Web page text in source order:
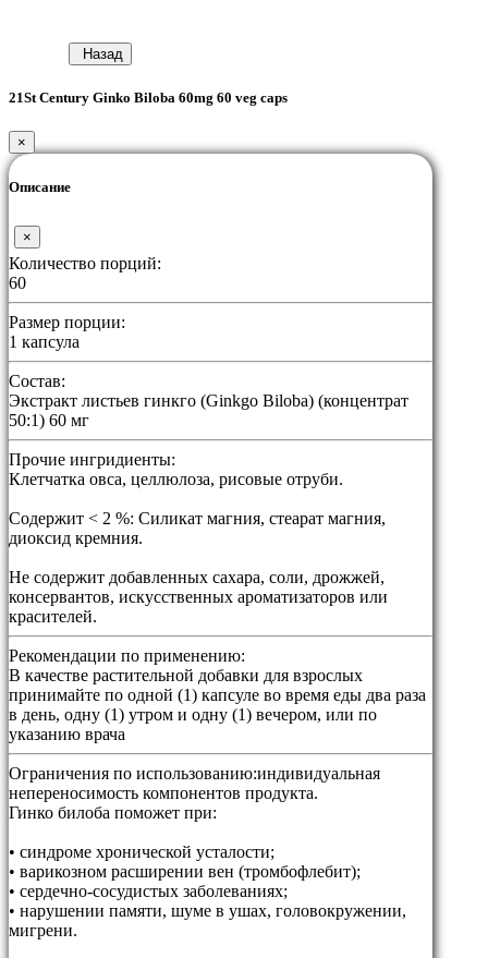
Назад
21St Century Ginko Biloba 60mg 60 veg caps
×
Описание
×
Количество порций:
60
Размер порции:
1 капсула
Состав:
Экстракт листьев гинкго (Ginkgo Biloba) (концентрат
50:1) 60 мг
Прочие ингридиенты:
Клетчатка овса, целлюлоза, рисовые отруби.
Содержит < 2 %: Силикат магния, стеарат магния,
диоксид кремния.
Не содержит добавленных сахара, соли, дрожжей,
консервантов, искусственных ароматизаторов или
красителей.
Рекомендации по применению:
В качестве растительной добавки для взрослых
принимайте по одной (1) капсуле во время еды два раза
в день, одну (1) утром и одну (1) вечером, или по
указанию врача
Ограничения по использованию:индивидуальная
непереносимость компонентов продукта.
Гинко билоба поможет при:
• синдроме хронической усталости;
• варикозном расширении вен (тромбофлебит);
• сердечно-сосудистых заболеваниях;
• нарушении памяти, шуме в ушах, головокружении,
мигрени.